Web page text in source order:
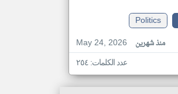
Politics
May 24, 2026
منذ شهرين
عدد الكلمات: ٢٥٤